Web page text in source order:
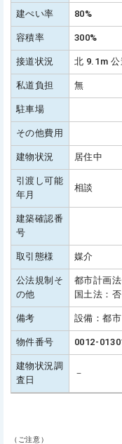
建ぺい率 80%
容積率 300%
接道状況 北 9.1m 公
私道負担 無
駐車場
その他費用
建物状況 居住中
引渡し可能
年月
相談
建築確認番
号
取引態様 媒介
公法規制そ
の他
都市計画
国土法：否
備考 設備：都
物件番号 0012-
建物状況調
査日
－
（ご注意）